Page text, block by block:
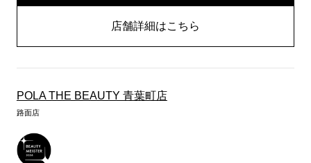
店舗詳細はこちら
POLA THE BEAUTY 青葉町店
路面店